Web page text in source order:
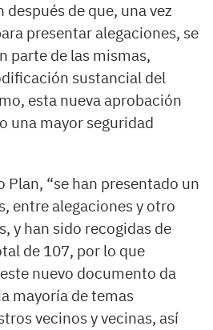
de que, una vez
presentar alegaciones, se
parte de las mismas,
sustancial del
esta nueva aprobación
una mayor seguridad
Plan, “se han presentado un
entre alegaciones y otro
y han sido recogidas de
de 107, por lo que
nuevo documento da
mayoría de temas
vecinos y vecinas, así